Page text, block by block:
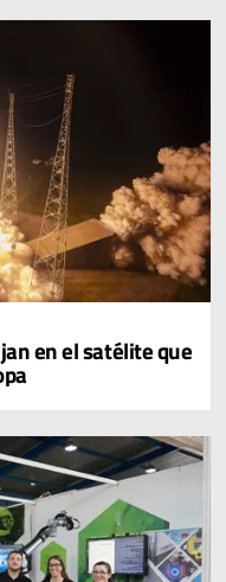
en el satélite que